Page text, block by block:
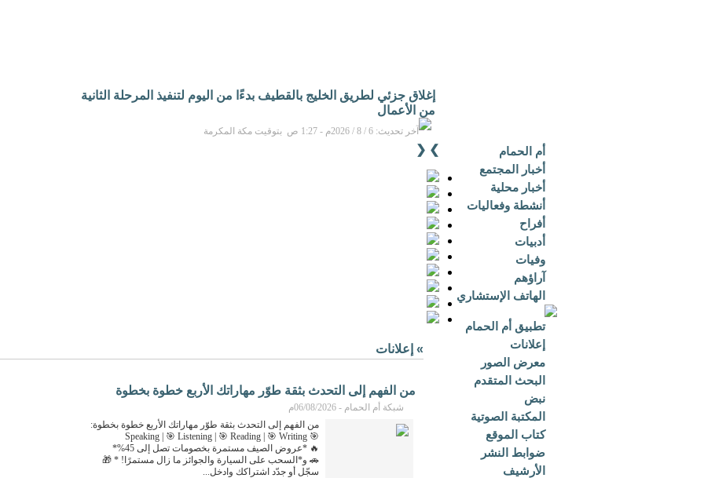
إغلاق جزئي لطريق الخليج بالقطيف بدءًا من اليوم لتنفيذ المرحلة الثانية
من الأعمال
آخر تحديث: 6 / 8 / 2026م - 1:27 ص بتوقيت مكة المكرمة
أم الحمام
أخبار المجتمع
أخبار محلية
أنشطة وفعاليات
أفراح
أدبيات
وفيات
آراؤهم
الهاتف الإستشاري
تطبيق أم الحمام
إعلانات
معرض الصور
البحث المتقدم
نبض
المكتبة الصوتية
كتاب الموقع
ضوابط النشر
الأرشيف
❯
❮
» إعلانات
من الفهم إلى التحدث بثقة طوّر مهاراتك الأربع خطوة بخطوة
شبكة أم الحمام - 06/08/2026م
من الفهم إلى التحدث بثقة طوّر مهاراتك الأربع خطوة بخطوة:
🎯 Speaking | 🎯 Listening | 🎯 Reading | 🎯 Writing
🔥 *عروض الصيف مستمرة بخصومات تصل إلى 45%*
🚗 و*السحب على السيارة والجوائز ما زال مستمرًا! * 🎁
سجّل أو جدّد اشتراكك وادخل...